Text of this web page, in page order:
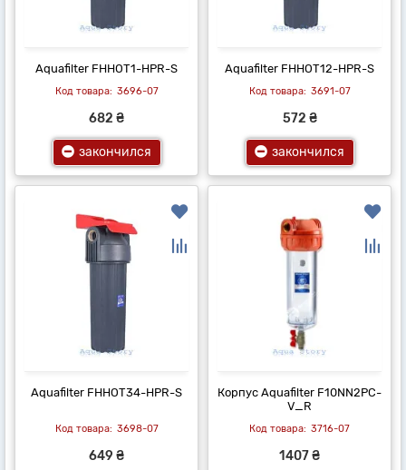
Aquafilter FHHOT1-HPR-S
3696-07
682 ₴
закончился
Aquafilter FHHOT12-HPR-S
3691-07
572 ₴
закончился
Aquafilter FHHOT34-HPR-S
3698-07
649 ₴
Корпус Aquafilter F10NN2PC-
V_R
3716-07
1407 ₴